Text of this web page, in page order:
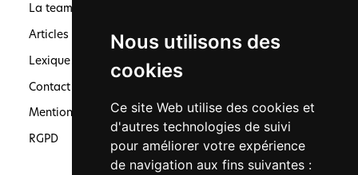
Nous utilisons des
cookies
Ce site Web utilise des cookies et
d'autres technologies de suivi
pour améliorer votre expérience
de navigation aux fins suivantes :
La team
Articles
Lexique
Contact
Mentions légales
RGPD